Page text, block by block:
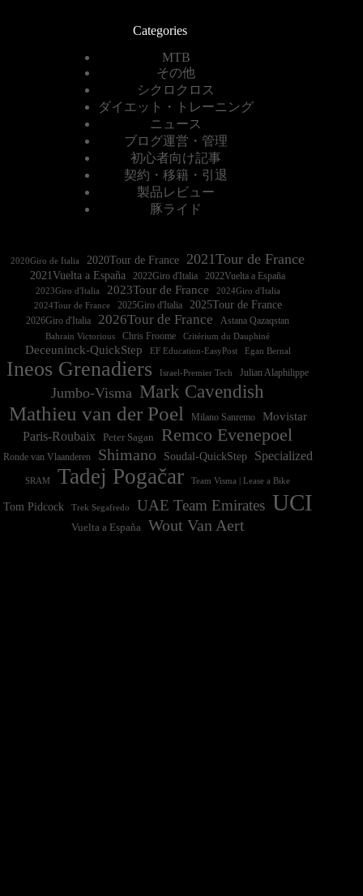
Categories
MTB
その他
シクロクロス
ダイエット・トレーニング
ニュース
ブログ運営・管理
初心者向け記事
契約・移籍・引退
製品レビュー
豚ライド
2020Giro de Italia 2020Tour de France 2021Tour de France
2021Vuelta a España 2022Vuelta a España
2023Giro d'Italia 2023Tour de France
2024Tour de France
2025Giro d'Italia 2025Tour de France
2026Giro d'Italia 2026Tour de France Astana Qazaqstan
Bahrain Victorious Chris Froome Critérium du Dauphiné
Deceuninck-QuickStep EF Education-EasyPost Egan Bernal
Ineos Grenadiers Israel-Premier Tech Julian Alaphilippe
Jumbo-Visma Mark Cavendish
Mathieu van der Poel Milano Sanremo
Movistar
Paris-Roubaix
Peter Sagan Remco Evenepoel
Ronde van Vlaanderen Shimano Soudal-QuickStep Specialized
SRAM Tadej Pogačar Team Visma | Lease a Bike
Tom Pidcock Trek Segafredo UAE Team Emirates UCI
Vuelta a España Wout Van Aert